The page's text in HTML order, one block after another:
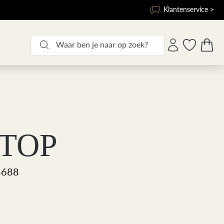
Klantenservice >